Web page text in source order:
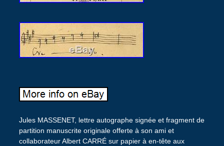
Jules MASSENET, lettre autographe signée et fragment de
partition manuscrite originale offerte à son ami et
collaborateur Albert CARRÉ sur papier à en-tête aux